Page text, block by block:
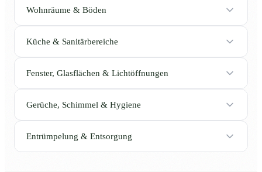
Wohnräume & Böden
Küche & Sanitärbereiche
Fenster, Glasflächen & Lichtöffnungen
Gerüche, Schimmel & Hygiene
Entrümpelung & Entsorgung